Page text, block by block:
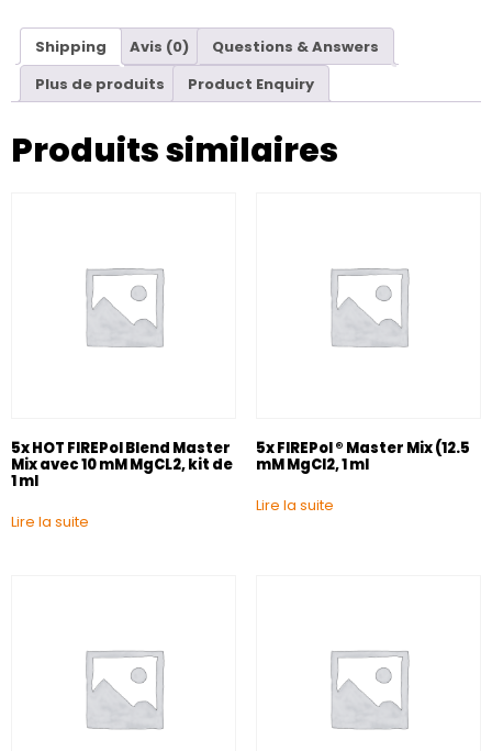
Shipping Avis (0)
Questions & Answers
Plus de produits
Product Enquiry
Produits similaires
5x HOT FIREPol Blend Master
Mix avec 10 mM MgCL2, kit de
1 ml
Lire la suite
5x FIREPol ® Master Mix (12.5
mM MgCl2, 1 ml
Lire la suite